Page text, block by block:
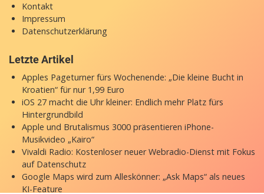
Kontakt
Impressum
Datenschutzerklärung
Letzte Artikel
Apples Pageturner fürs Wochenende: „Die kleine Bucht in
Kroatien“ für nur 1,99 Euro
iOS 27 macht die Uhr kleiner: Endlich mehr Platz fürs
Hintergrundbild
Apple und Brutalismus 3000 präsentieren iPhone-
Musikvideo „Kairo“
Vivaldi Radio: Kostenloser neuer Webradio-Dienst mit Fokus
auf Datenschutz
Google Maps wird zum Alleskönner: „Ask Maps“ als neues
KI-Feature